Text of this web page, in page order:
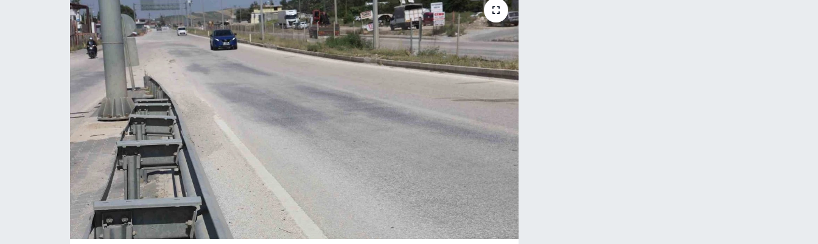
Siyaset
YEREL HABER
Haberde insan
Tanıtım